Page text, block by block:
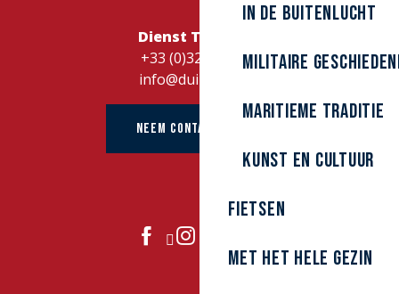
In de buitenlucht
Militaire
Maritieme traditie
kunst en cultuur
Fietsen
Met het hele gezin
Dienst Toerisme
+33 (0)328262728
info@duinkerke.fr
NEEM CONTACT OP MET